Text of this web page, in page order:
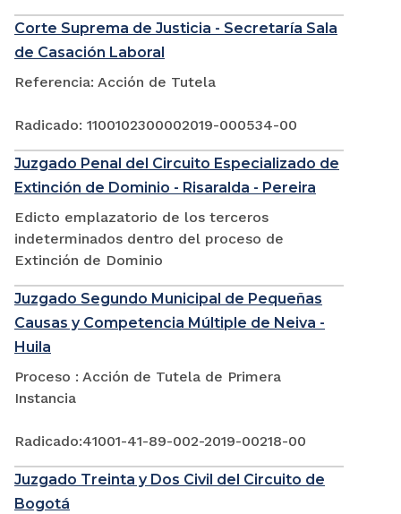
Corte Suprema de Justicia - Secretaría Sala
de Casación Laboral
Referencia: Acción de Tutela
Radicado: 1100102300002019-000534-00
Juzgado Penal del Circuito Especializado de
Extinción de Dominio - Risaralda - Pereira
Edicto emplazatorio de los terceros
indeterminados dentro del proceso de
Extinción de Dominio
Juzgado Segundo Municipal de Pequeñas
Causas y Competencia Múltiple de Neiva -
Huila
Proceso : Acción de Tutela de Primera
Instancia
Radicado:41001-41-89-002-2019-00218-00
Juzgado Treinta y Dos Civil del Circuito de
Bogotá